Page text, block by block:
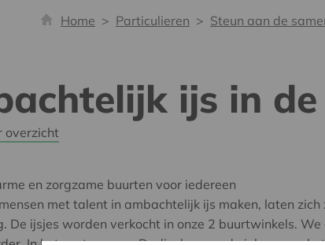
Home Particulieren Steun aan de
ijs in
overzicht
en zorgzame buurten voor iedereen
met talent in ambachtelijk ijs maken, laten zich
De ijsjes worden verkocht in onze 2 buurtwinkels. We